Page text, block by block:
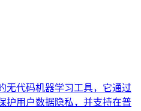
无代码机器学习工具，它通过
护用户数据隐私，并支持在普